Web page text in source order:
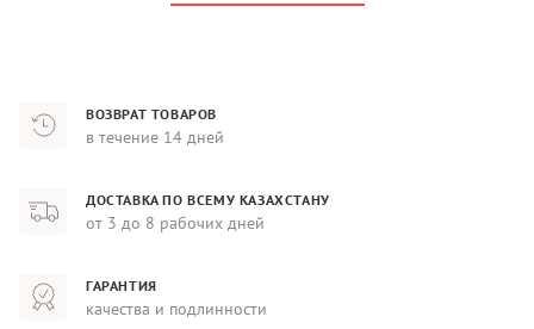
ВОЗВРАТ ТОВАРОВ
в течение 14 дней
ДОСТАВКА ПО ВСЕМУ КАЗАХСТАНУ
от 3 до 8 рабочих дней
ГАРАНТИЯ
качества и подлинности